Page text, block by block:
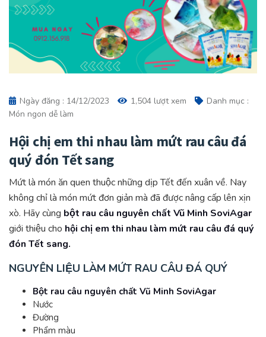
Ngày đăng : 14/12/2023 1,504 lượt xem
Danh mục :
Món ngon dễ làm
Hội chị em thi nhau làm mứt rau câu đá
quý đón Tết sang
Mứt là món ăn quen thuộc những dịp Tết đến xuân về. Nay
không chỉ là món mứt đơn giản mà đã được nâng cấp lên xịn
xò. Hãy cùng bột rau câu nguyên chất Vũ Minh SoviAgar
giới thiệu cho hội chị em thi nhau làm mứt rau câu đá quý
đón Tết sang.
NGUYÊN LIỆU LÀM MỨT RAU CÂU ĐÁ QUÝ
Bột rau câu nguyên chất Vũ Minh SoviAgar
Nước
Đường
Phẩm màu